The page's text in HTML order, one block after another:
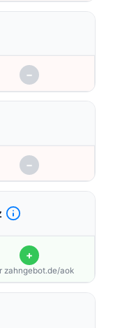
−
−
+
zahngebot.de/aok